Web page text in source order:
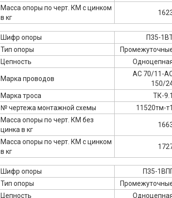
Масса опоры по черт. КМ с цинком
в кг
Шифр опоры
П35-
Тип опоры
Цепность
Марка проводов
АС 70/11-
150/
Марка троса
ТК-9.1
№ чертежа монтажной схемы
11520тм-т1
Масса опоры по черт. КМ без
цинка в кг
Масса опоры по черт. КМ с цинком
в кг
Шифр опоры
П35-
Тип опоры
Цепность